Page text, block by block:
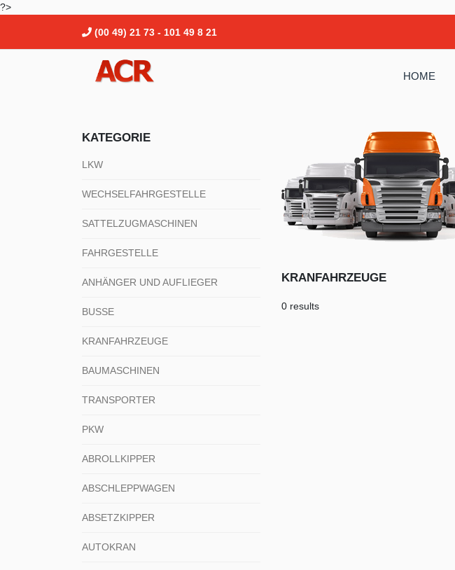
?>
(00 49) 21 73 - 101 49 8 21
HOME
KATEGORIE
LKW
WECHSELFAHRGESTELLE
SATTELZUGMASCHINEN
FAHRGESTELLE
ANHÄNGER UND AUFLIEGER
BUSSE
KRANFAHRZEUGE
BAUMASCHINEN
TRANSPORTER
PKW
ABROLLKIPPER
ABSCHLEPPWAGEN
ABSETZKIPPER
AUTOKRAN
KRANFAHRZEUGE
0 results